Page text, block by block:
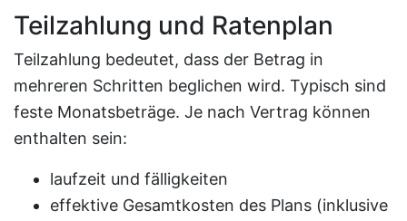
Teilzahlung und Ratenplan
Teilzahlung bedeutet, dass der Betrag in
mehreren Schritten beglichen wird. Typisch sind
feste Monatsbeträge. Je nach Vertrag können
enthalten sein:
laufzeit und fälligkeiten
effektive Gesamtkosten des Plans (inklusive